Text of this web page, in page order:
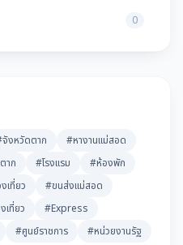
0
งหวัดตาก
#หางานแม่สอด
าก #โรงแรม
#ห้องพัก
เที่ยว
#ขนส่งแม่สอด
เที่ยว
#Express
#ศูนย์ราชการ #หน่วยงานรัฐ